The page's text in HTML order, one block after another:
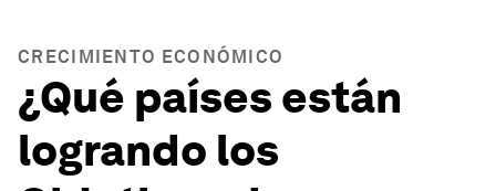
CRECIMIENTO ECONÓMICO
¿Qué países están
logrando los